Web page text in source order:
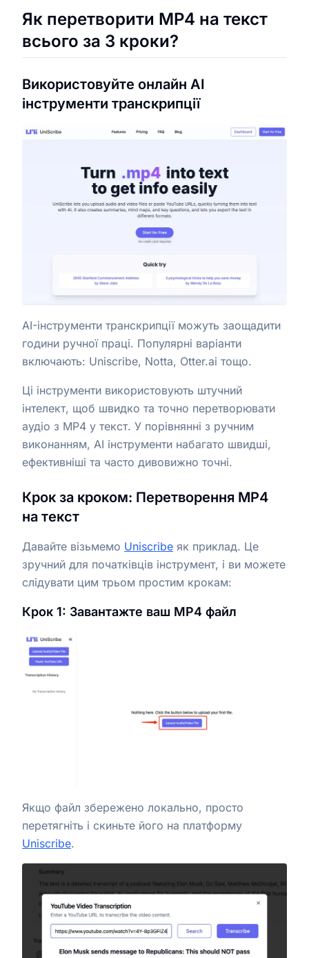
Як перетворити MP4 на текст
всього за 3 кроки?
Використовуйте онлайн AI
інструменти транскрипції
AI-інструменти транскрипції можуть заощадити
години ручної праці. Популярні варіанти
включають: Uniscribe, Notta, Otter.ai тощо.
Ці інструменти використовують штучний
інтелект, щоб швидко та точно перетворювати
аудіо з MP4 у текст. У порівнянні з ручним
виконанням, AI інструменти набагато швидші,
ефективніші та часто дивовижно точні.
Крок за кроком: Перетворення MP4
на текст
Давайте візьмемо Uniscribe як приклад. Це
зручний для початківців інструмент, і ви можете
слідувати цим трьом простим крокам:
Крок 1: Завантажте ваш MP4 файл
Якщо файл збережено локально, просто
перетягніть і скиньте його на платформу
Uniscribe.